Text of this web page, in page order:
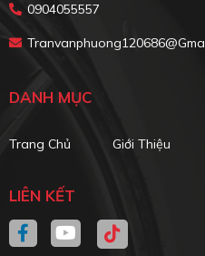
0904055557
DANH MỤC
Trang Chủ Giới Thiệu
LIÊN KẾT